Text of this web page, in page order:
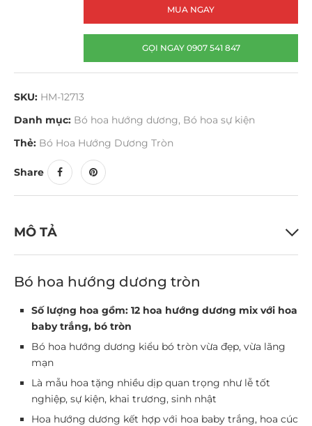
MUA NGAY
GỌI NGAY 0907 541 847
SKU: HM-12713
Danh mục: Bó hoa hướng dương, Bó hoa sự kiện
Thẻ: Bó Hoa Hướng Dương Tròn
Share
MÔ TẢ
Bó hoa hướng dương tròn
Số lượng hoa gồm: 12 hoa hướng dương mix với hoa
baby trắng, bó tròn
Bó hoa hướng dương kiểu bó tròn vừa đẹp, vừa lãng
mạn
Là mẫu hoa tặng nhiều dịp quan trọng như lễ tốt
nghiệp, sự kiện, khai trương, sinh nhật
Hoa hướng dương kết hợp với hoa baby trắng, hoa cúc